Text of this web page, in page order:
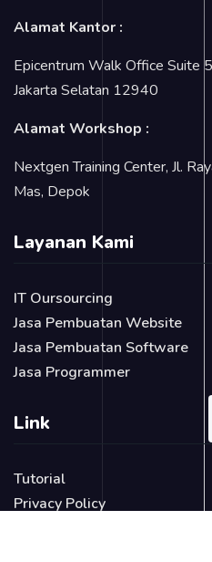
Alamat Kantor :
Epicentrum Walk Office Suite
Jakarta Selatan 12940
Alamat Workshop :
Nextgen Training Center, Jl.
Mas, Depok
Layanan Kami
IT Oursourcing
Jasa Pembuatan Website
Jasa Pembuatan Software
Jasa Programmer
Link
Tutorial
Privacy Policy